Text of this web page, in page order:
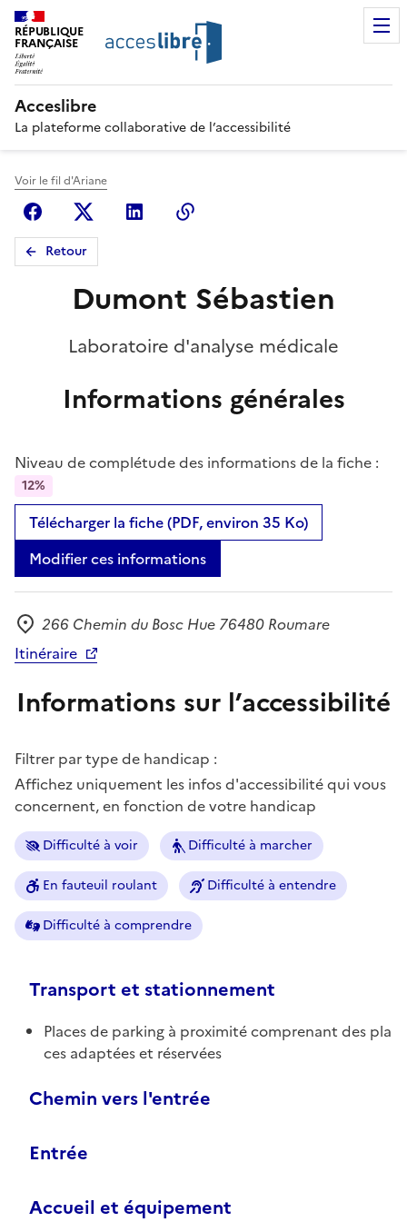
RÉPUBLIQUE
FRANÇAISE
Acceslibre
La plateforme collaborative de l’accessibilité
Voir le fil d'Ariane
FacebookX (anciennement Twitter)
Linkedin
Retour
Dumont Sébastien
Laboratoire d'analyse médicale
Informations générales
Niveau de complétude des informations de la fiche :
12%
Télécharger la fiche (PDF, environ 35 Ko)
Modifier ces informations
Adresse
266 Chemin du Bosc Hue 76480 Roumare
Itinéraire
Informations sur l’accessibilité
Filtrer par type de handicap :
Affichez uniquement les infos d'accessibilité qui vous
concernent, en fonction de votre handicap
Difficulté à voir Difficulté à marcher
En fauteuil roulant Difficulté à entendre
Difficulté à comprendre
Transport et stationnement
Places de parking à proximité comprenant des pla
ces adaptées et réservées
Chemin vers l'entrée
Entrée
Accueil et équipement